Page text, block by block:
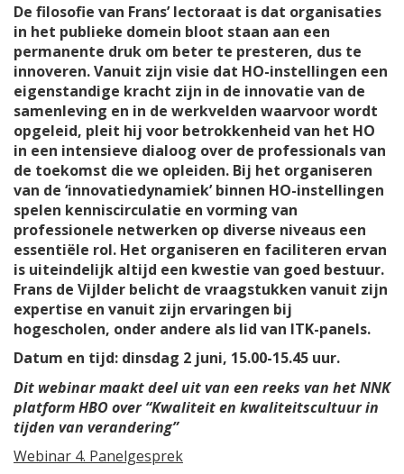
De filosofie van Frans’ lectoraat is dat organisaties
in het publieke domein bloot staan aan een
permanente druk om beter te presteren, dus te
innoveren. Vanuit zijn visie dat HO-instellingen een
eigenstandige kracht zijn in de innovatie van de
samenleving en in de werkvelden waarvoor wordt
opgeleid, pleit hij voor betrokkenheid van het HO
in een intensieve dialoog over de professionals van
de toekomst die we opleiden. Bij het organiseren
van de ‘innovatiedynamiek’ binnen HO-instellingen
spelen kenniscirculatie en vorming van
professionele netwerken op diverse niveaus een
essentiële rol. Het organiseren en faciliteren ervan
is uiteindelijk altijd een kwestie van goed bestuur.
Frans de Vijlder belicht de vraagstukken vanuit zijn
expertise en vanuit zijn ervaringen bij
hogescholen, onder andere als lid van ITK-panels.
Datum en tijd: dinsdag 2 juni, 15.00-15.45 uur.
Dit webinar maakt deel uit van een reeks van het NNK
platform HBO over “Kwaliteit en kwaliteitscultuur in
tijden van verandering”
Webinar 4. Panelgesprek